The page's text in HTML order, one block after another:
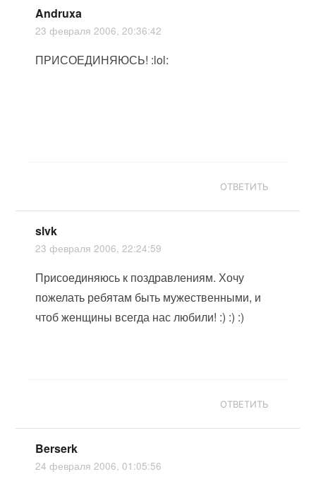
Andruxa
23 февраля 2006, 20:36:42
ПРИСОЕДИНЯЮСЬ! :lol:
ОТВЕТИТЬ
slvk
23 февраля 2006, 22:24:59
Присоединяюсь к поздравлениям. Хочу
пожелать ребятам быть мужественными, и
чтоб женщины всегда нас любили! :) :) :)
ОТВЕТИТЬ
Berserk
24 февраля 2006, 01:05:56